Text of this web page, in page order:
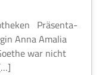
Prä­sen­ta­
Anna Ama­lia
war nicht